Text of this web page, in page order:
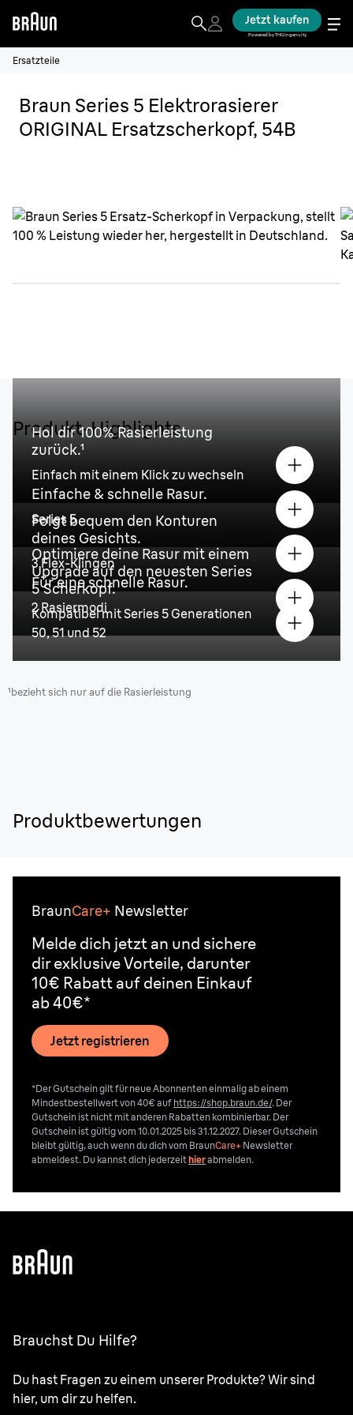
Jetzt kaufen
Powered by THG Ingenuity
Ersatzteile
Braun Series 5 Elektrorasierer
ORIGINAL Ersatzscherkopf, 54B
Produkt-Highlights
Hol dir 100% Rasierleistung
zurück.¹
Einfach mit einem Klick zu wechseln
Einfache & schnelle Rasur.
Series 5
Folgt bequem den Konturen
deines Gesichts.
3 Flex-Klingen
Für eine schnelle Rasur.
2 Rasiermodi
Optimiere deine Rasur mit einem
Upgrade auf den neuesten Series
5 Scherkopf.
Kompatibel mit Series 5 Generationen
50, 51 und 52
¹bezieht sich nur auf die Rasierleistung
Produktbewertungen
BraunCare+ Newsletter
Melde dich jetzt an und sichere
dir exklusive Vorteile, darunter
10€ Rabatt auf deinen Einkauf
ab 40€*
Jetzt registrieren
*Der Gutschein gilt für neue Abonnenten einmalig ab einem
Mindestbestellwert von 40€ auf https://shop.braun.de/. Der
Gutschein ist nicht mit anderen Rabatten kombinierbar. Der
Gutschein ist gültig vom 10.01.2025 bis 31.12.2027. Dieser Gutschein
bleibt gültig, auch wenn du dich vom BraunCare+ Newsletter
abmeldest. Du kannst dich jederzeithierabmelden.
Brauchst Du Hilfe?
Du hast Fragen zu einem unserer Produkte? Wir sind
hier, um dir zu helfen.